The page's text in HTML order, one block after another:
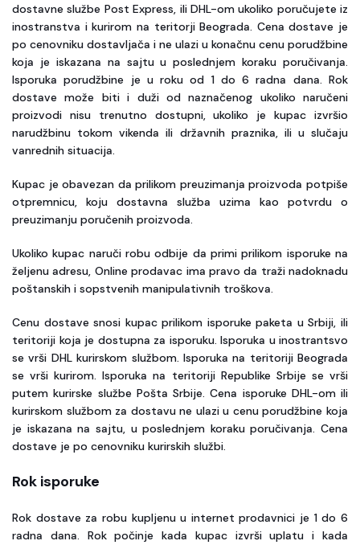
dostavne službe Post Express, ili DHL-om ukoliko poručujete iz
inostranstva i kurirom na teritorji Beograda. Cena dostave je
po cenovniku dostavljača i ne ulazi u konačnu cenu porudžbine
koja je iskazana na sajtu u poslednjem koraku poručivanja.
Isporuka porudžbine je u roku od 1 do 6 radna dana. Rok
dostave može biti i duži od naznačenog ukoliko naručeni
proizvodi nisu trenutno dostupni, ukoliko je kupac izvršio
narudžbinu tokom vikenda ili državnih praznika, ili u slučaju
vanrednih situacija.
Kupac je obavezan da prilikom preuzimanja proizvoda potpiše
otpremnicu, koju dostavna služba uzima kao potvrdu o
preuzimanju poručenih proizvoda.
Ukoliko kupac naruči robu odbije da primi prilikom isporuke na
željenu adresu, Online prodavac ima pravo da traži nadoknadu
poštanskih i sopstvenih manipulativnih troškova.
Cenu dostave snosi kupac prilikom isporuke paketa u Srbiji, ili
teritoriji koja je dostupna za isporuku. Isporuka u inostrantsvo
se vrši DHL kurirskom službom. Isporuka na teritoriji Beograda
se vrši kurirom. Isporuka na teritoriji Republike Srbije se vrši
putem kurirske službe Pošta Srbije. Cena isporuke DHL-om ili
kurirskom službom za dostavu ne ulazi u cenu porudžbine koja
je iskazana na sajtu, u poslednjem koraku poručivanja. Cena
dostave je po cenovniku kurirskih službi.
Rok isporuke
Rok dostave za robu kupljenu u internet prodavnici je 1 do 6
radna dana. Rok počinje kada kupac izvrši uplatu i kada